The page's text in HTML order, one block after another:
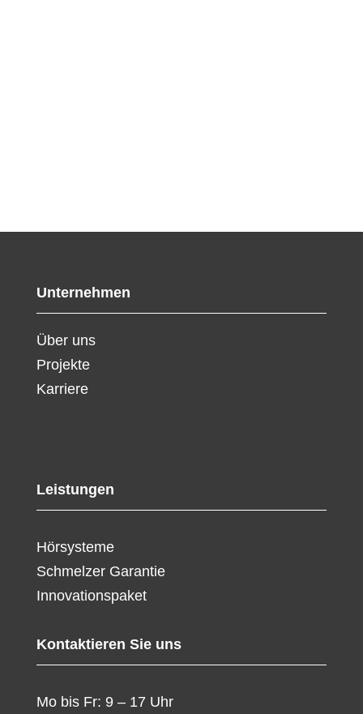
Unternehmen
Über uns
Projekte
Karriere
Leistungen
Hörsysteme
Schmelzer Garantie
Innovationspaket
Kontaktieren Sie uns
Mo bis Fr: 9 – 17 Uhr